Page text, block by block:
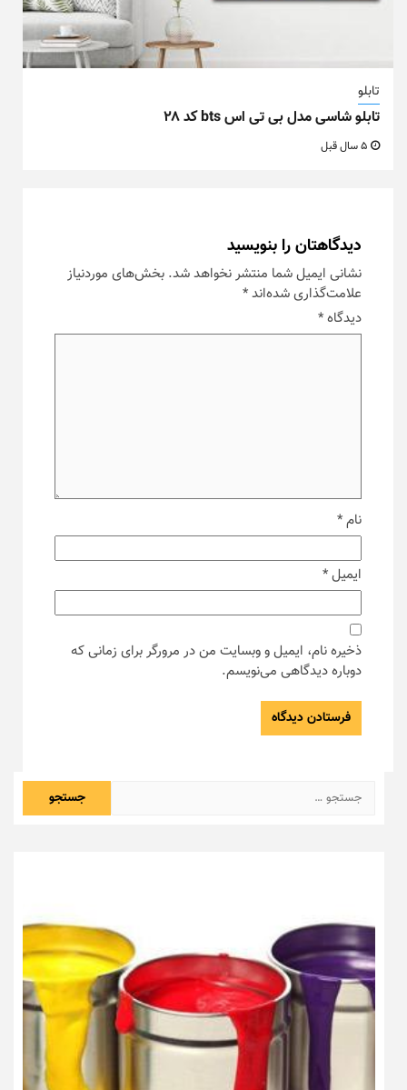
تابلو
تابلو شاسی مدل بی تی اس bts کد ۲۸
دیدگاهتان را بنویسید
نشانی ایمیل شما منتشر نخواهد شد. بخش‌های موردنیاز
علامت‌گذاری شده‌اند*
دیدگاه*
نام*
ایمیل*
ذخیره نام، ایمیل و وبسایت من در مرورگر برای زمانی که
دوباره دیدگاهی می‌نویسم.
جستجو
برای: